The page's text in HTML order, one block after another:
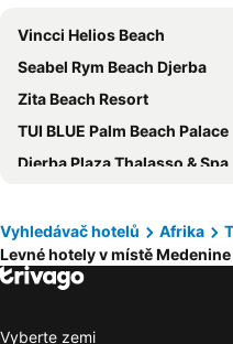
Vincci Helios Beach
Seabel Rym Beach Djerba
Zita Beach Resort
TUI BLUE Palm Beach Palace
Djerba Plaza Thalasso & Spa
Seabel Aladin Djerba
Zephir Hotel & Spa
Djerba Holiday Beach
Vyhledávač hotelů Afrika
Levné hotely v místě Medenine
Vyberte zemi